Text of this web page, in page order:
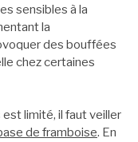
sensibles à la
la
des bouffées
chez certaines
limité, il faut veiller
de framboise. En